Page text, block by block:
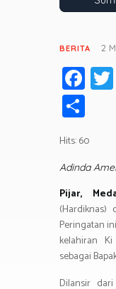
BERITA 2
Fa
ce
o
ok
h
ar
e
Hits: 60
Adinda
Pijar,
Peringatan
kelahiran
sebagai
Dilansir